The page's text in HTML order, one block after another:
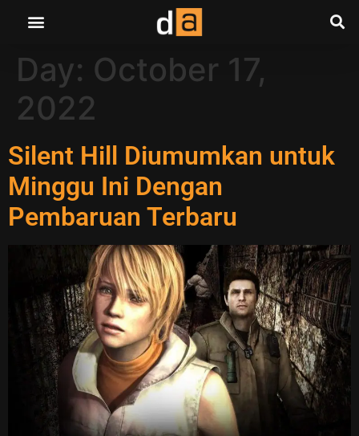
Day: October 17,
2022
Silent Hill Diumumkan untuk
Minggu Ini Dengan
Pembaruan Terbaru